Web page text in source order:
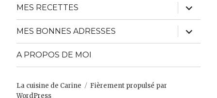
MES RECETTES
ouvrir
le
sous-
menu
MES BONNES ADRESSES
ouvrir
le
sous-
A PROPOS DE MOI
La cuisine de Carine
Fièrement propulsé par
WordPress